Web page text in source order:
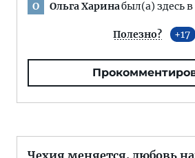
О Ольга Харинабыл(а) здесь в
Полезно? 17
Чехия меняется, любовь